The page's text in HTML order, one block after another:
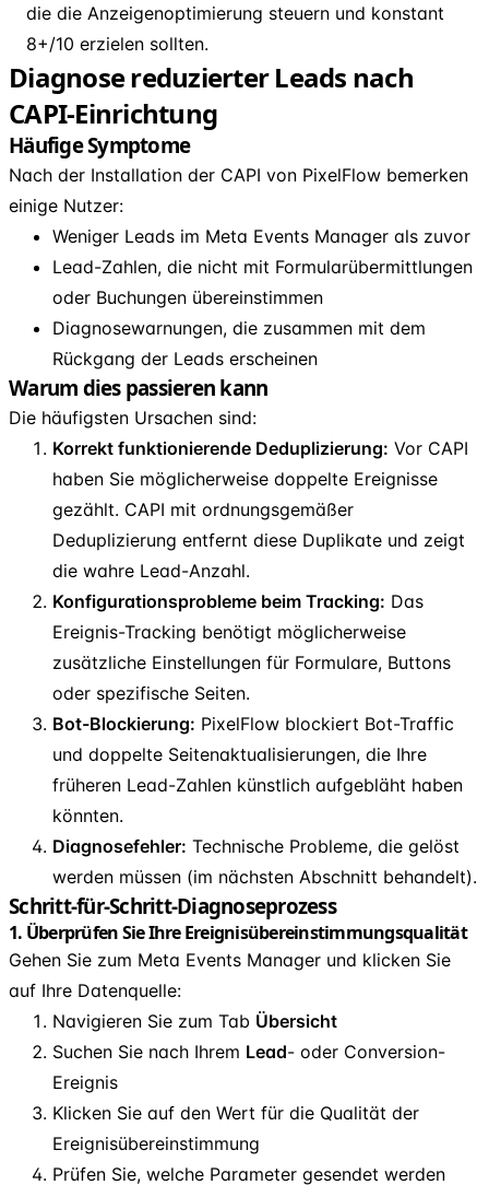
die die Anzeigenoptimierung steuern und konstant
8+/10 erzielen sollten.
Diagnose reduzierter Leads nach
CAPI-Einrichtung
Häufige Symptome
Nach der Installation der CAPI von PixelFlow bemerken
einige Nutzer:
Weniger Leads im Meta Events Manager als zuvor
Lead-Zahlen, die nicht mit Formularübermittlungen
oder Buchungen übereinstimmen
Diagnosewarnungen, die zusammen mit dem
Rückgang der Leads erscheinen
Warum dies passieren kann
Die häufigsten Ursachen sind:
Korrekt funktionierende Deduplizierung: Vor CAPI
haben Sie möglicherweise doppelte Ereignisse
gezählt. CAPI mit ordnungsgemäßer
Deduplizierung entfernt diese Duplikate und zeigt
die wahre Lead-Anzahl.
Konfigurationsprobleme beim Tracking: Das
Ereignis-Tracking benötigt möglicherweise
zusätzliche Einstellungen für Formulare, Buttons
oder spezifische Seiten.
Bot-Blockierung: PixelFlow blockiert Bot-Traffic
und doppelte Seitenaktualisierungen, die Ihre
früheren Lead-Zahlen künstlich aufgebläht haben
könnten.
Diagnosefehler: Technische Probleme, die gelöst
werden müssen (im nächsten Abschnitt behandelt).
Schritt-für-Schritt-Diagnoseprozess
1. Überprüfen Sie Ihre Ereignisübereinstimmungsqualität
Gehen Sie zum Meta Events Manager und klicken Sie
auf Ihre Datenquelle:
Navigieren Sie zum Tab Übersicht
Suchen Sie nach Ihrem Lead- oder Conversion-
Ereignis
Klicken Sie auf den Wert für die Qualität der
Ereignisübereinstimmung
Prüfen Sie, welche Parameter gesendet werden